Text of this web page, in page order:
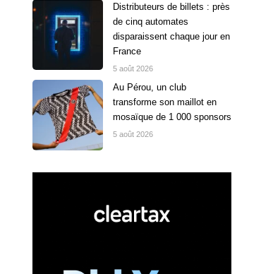
Distributeurs de billets : près
de cinq automates
disparaissent chaque jour en
France
5 août 2026
Au Pérou, un club
transforme son maillot en
mosaïque de 1 000 sponsors
5 août 2026